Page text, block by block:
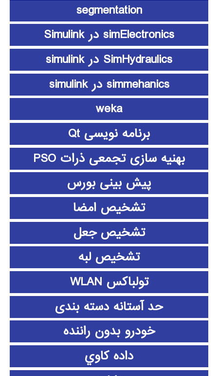
segmentation
simElectronics در Simulink
SimHydraulics در simulink
simmehanics در simulink
weka
برنامه نویسی Qt
بهنیه سازی تجمعی ذرات PSO
پیش بینی بورس
تشخیص امضا
تشخیص جعل
تشخیص لبه
تولباکس WLAN
حد آستانه دسته بندی
خودرو بدون راننده
داده كاوي